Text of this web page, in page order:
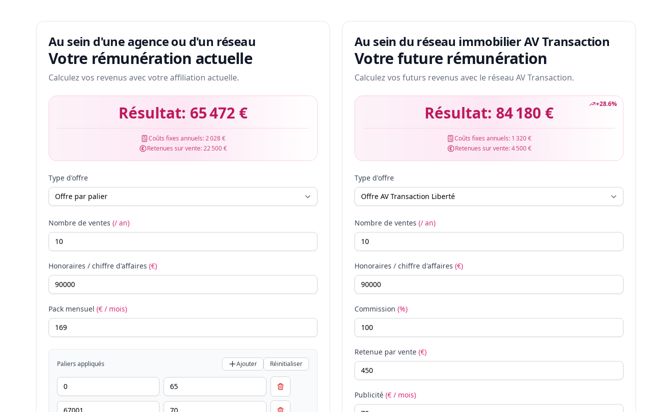
Au sein d'une agence ou d'un réseau
Votre rémunération actuelle
Calculez vos revenus avec votre affiliation actuelle.
Résultat: 65 472 €
Coûts fixes annuels:2 028 €
Retenues sur vente:22 500 €
Type d'offre
Nombre de ventes (/ an)
Honoraires / chiffre d'affaires (€)
Pack mensuel (€ / mois)
Paliers appliqués Ajouter Réinitialiser
Au sein du réseau immobilier AV Transaction
Votre future rémunération
Calculez vos futurs revenus avec le réseau AV Transaction.
+28.6%
Résultat: 84 180 €
Coûts fixes annuels: 1 320 €
Retenues sur vente:4 500 €
Type d'offre
Nombre de ventes (/ an)
Honoraires / chiffre d'affaires (€)
Commission (%)
Retenue par vente (€)
Publicité (€ / mois)